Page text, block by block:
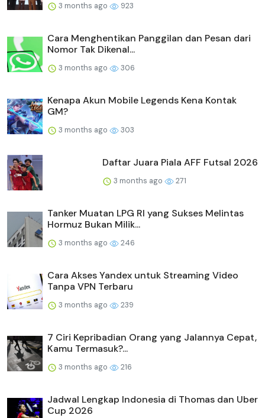
3 months ago 923
Cara Menghentikan Panggilan dan Pesan dari
Nomor Tak Dikenal...
3 months ago 306
Kenapa Akun Mobile Legends Kena Kontak
GM?
3 months ago 303
Daftar Juara Piala AFF Futsal 2026
3 months ago 271
Tanker Muatan LPG RI yang Sukses Melintas
Hormuz Bukan Milik...
3 months ago 246
Cara Akses Yandex untuk Streaming Video
Tanpa VPN Terbaru
3 months ago 239
7 Ciri Kepribadian Orang yang Jalannya Cepat,
Kamu Termasuk?...
3 months ago 216
Jadwal Lengkap Indonesia di Thomas dan Uber
Cup 2026